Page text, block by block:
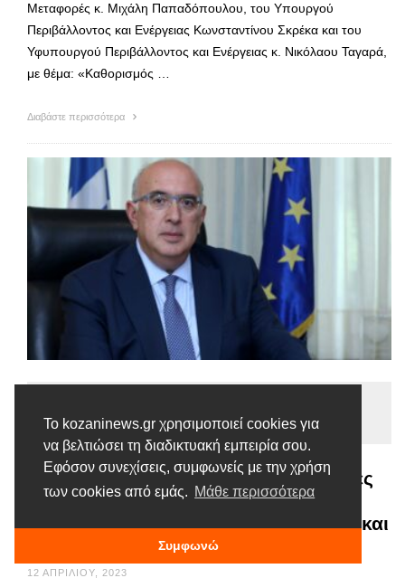
Το kozaninews.gr χρησιμοποιεί cookies για
να βελτιώσει τη διαδικτυακή εμπειρία σου.
Εφόσον συνεχίσεις, συμφωνείς με την χρήση
των cookies από εμάς. Μάθε περισσότερα
Συμφωνώ
Μεταφορές κ. Μιχάλη Παπαδόπουλου, του Υπουργού
Περιβάλλοντος και Ενέργειας Κωνσταντίνου Σκρέκα και του
Υφυπουργού Περιβάλλοντος και Ενέργειας κ. Νικόλαου Ταγαρά,
με θέμα: «Καθορισμός …
Διαβάστε περισσότερα
Tags | Μεταφορές Παπαδόπουλος
Μιχάλης Παπαδόπουλος: Οι πράσινες
μεταφορές είναι μια στρατηγική
επιλογή του Υπουργείου Υποδομών και
12 ΑΠΡΙΛΊΟΥ, 2023